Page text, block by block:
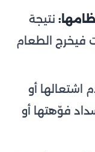
نتيجة
فيخرج الطعام
اشتعالها أو
فوّهتها أو